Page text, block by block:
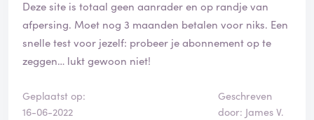
Deze site is totaal geen aanrader en op randje van
afpersing. Moet nog 3 maanden betalen voor niks. Een
snelle test voor jezelf: probeer je abonnement op te
zeggen… lukt gewoon niet!
Geplaatst op:
16-06-2022
Geschreven
door: James V.